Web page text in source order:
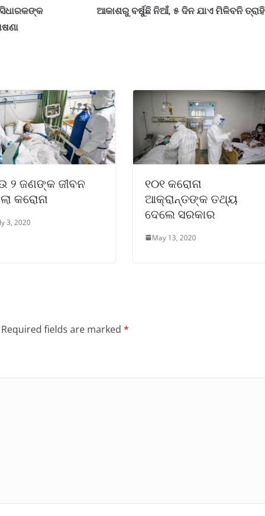
ଆକାଶରୁ ବର୍ଷୁଛି ନିଆଁ, ୫ ଦିନ ଯାଏ ମିଳିବନି ତ୍ରାହି
୨ ଜଣଙ୍କ ଜୀବନ
କରୋନା
3, 2020
୧୦୧ କରୋନା
ଆକ୍ରାନ୍ତଙ୍କ ତଥ୍ୟ
ଦେଲେ ସରକାର
May 13, 2020
Required fields are marked *